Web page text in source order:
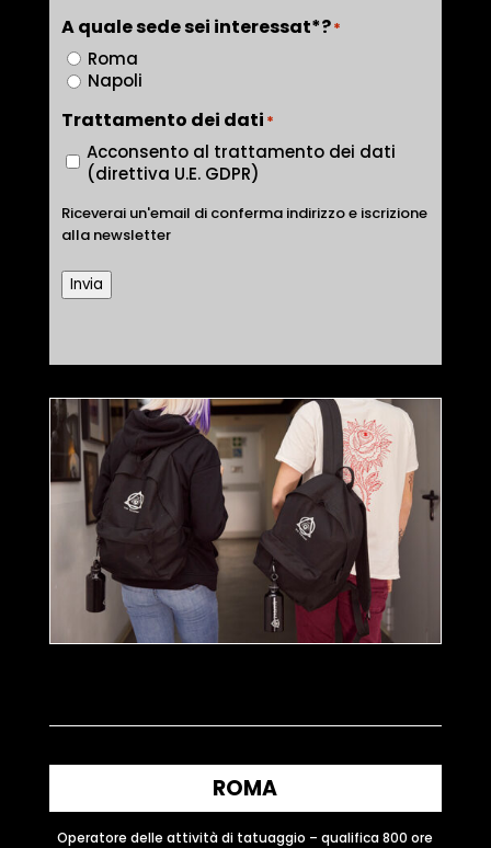
A quale sede sei interessat*?*
Roma
Napoli
Trattamento dei dati *
Acconsento al trattamento dei dati
(direttiva U.E. GDPR)
Riceverai un'email di conferma indirizzo e iscrizione
alla newsletter
Invia
ROMA
Operatore delle attività di tatuaggio – qualifica 800 ore